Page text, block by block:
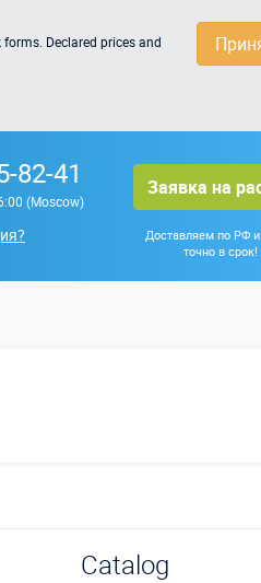
Declared prices and
82-41
(Moscow)
Заявка на
Доставляем по РФ
точно в срок!
Catalog